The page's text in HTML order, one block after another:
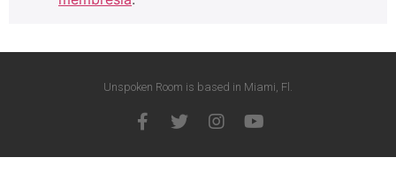
Unspoken Room is based in Miami, Fl.